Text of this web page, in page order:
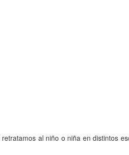
al niño o niña en distintos